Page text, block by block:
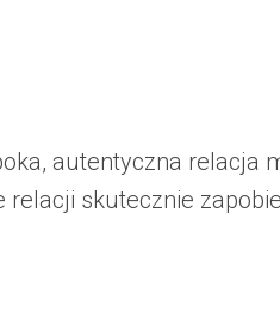
autentyczna relacja
skutecznie